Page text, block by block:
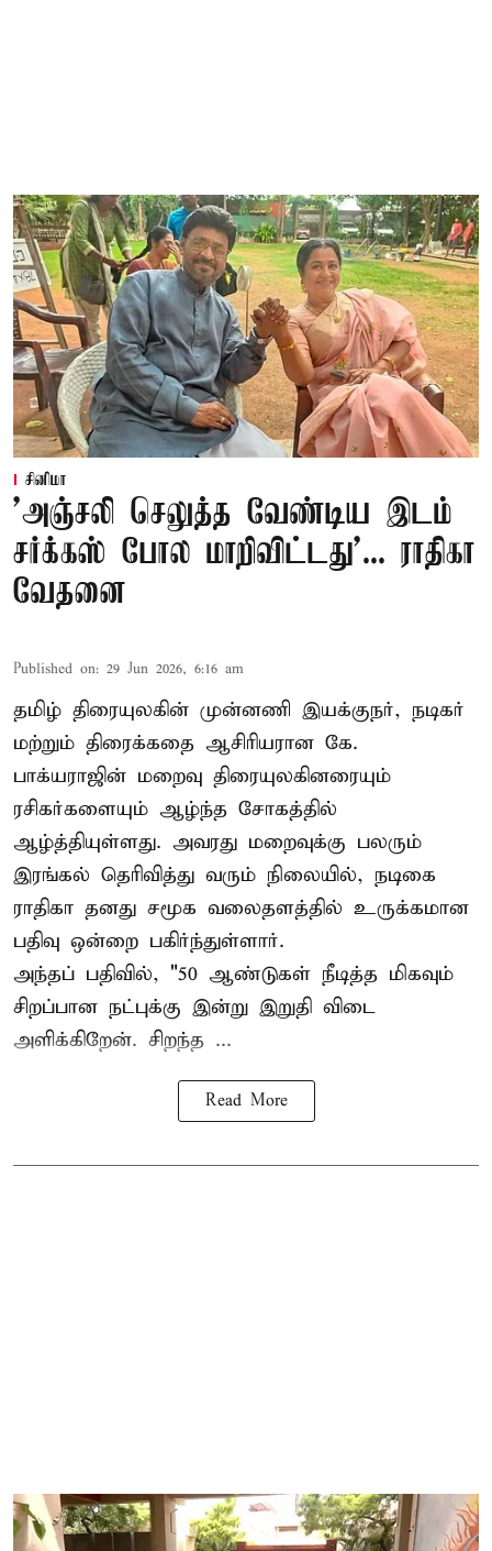
சினிமா
'அஞ்சலி செலுத்த வேண்டிய இடம்
சர்க்கஸ் போல மாறிவிட்டது'... ராதிகா
வேதனை
Published on: 29 Jun 2026, 6:16 am
தமிழ் திரையுலகின் முன்னணி இயக்குநர், நடிகர்
மற்றும் திரைக்கதை ஆசிரியரான கே.
பாக்யராஜின் மறைவு திரையுலகினரையும்
ரசிகர்களையும் ஆழ்ந்த சோகத்தில்
ஆழ்த்தியுள்ளது. அவரது மறைவுக்கு பலரும்
இரங்கல் தெரிவித்து வரும் நிலையில், நடிகை
ராதிகா தனது சமூக வலைதளத்தில் உருக்கமான
பதிவு ஒன்றை பகிர்ந்துள்ளார்.
அந்தப் பதிவில், "50 ஆண்டுகள் நீடித்த மிகவும்
சிறப்பான நட்புக்கு இன்று இறுதி விடை
அளிக்கிறேன். சிறந்த ...
Read More